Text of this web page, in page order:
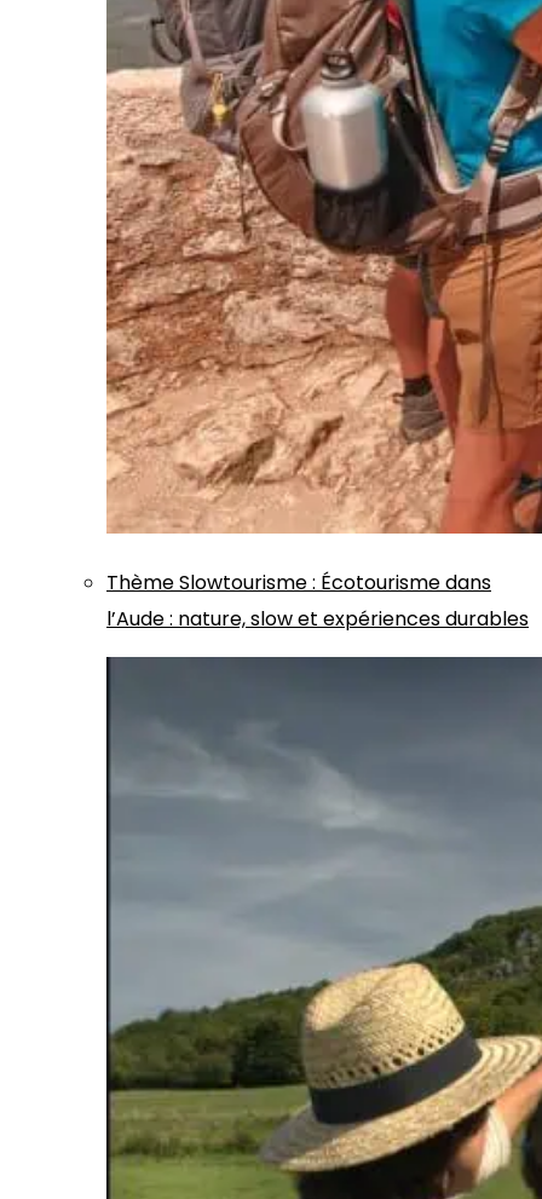
ThèmeSlowtourisme: Écotourisme dans
l’Aude : nature, slow et expériences durables